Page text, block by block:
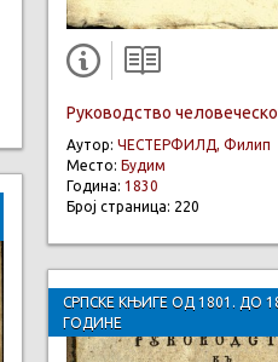
Руководство
Аутор: ЧЕСТЕРФИЛД, Филип
Место: Будим
Година: 1830
Број страница: 220
СРПСКЕ КЊИГЕ ОД 1801. ДО
ГОДИНЕ